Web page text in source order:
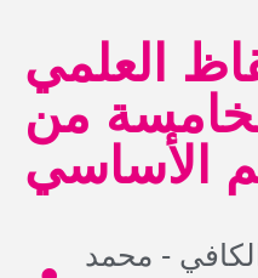
العلمي
من
الأساسي
- محمد